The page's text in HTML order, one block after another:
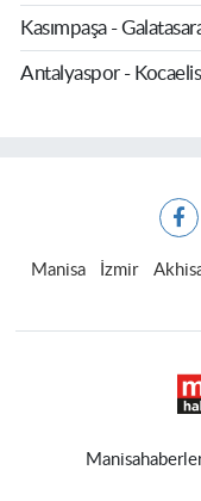
Kasımpaşa -
Antalyaspor -
Manisa İzmir